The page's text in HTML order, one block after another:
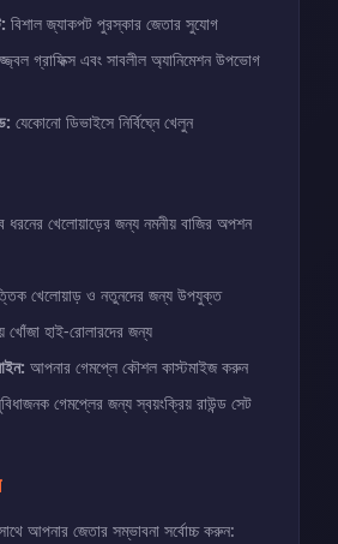
বিশাল জ্যাকপট পুরস্কার জেতার সুযোগ
গ্রাফিক্স এবং সাবলীল অ্যানিমেশন উপভোগ
যেকোনো ডিভাইসে নির্বিঘ্নে খেলুন
খেলোয়াড়ের জন্য নমনীয় বাজির অপশন
খেলোয়াড় ও নতুনদের জন্য উপযুক্ত
হাই-রোলারদের জন্য
আপনার গেমপ্লে কৌশল কাস্টমাইজ করুন
গেমপ্লের জন্য স্বয়ংক্রিয় রাউন্ড সেট
আপনার জেতার সম্ভাবনা সর্বোচ্চ করুন: